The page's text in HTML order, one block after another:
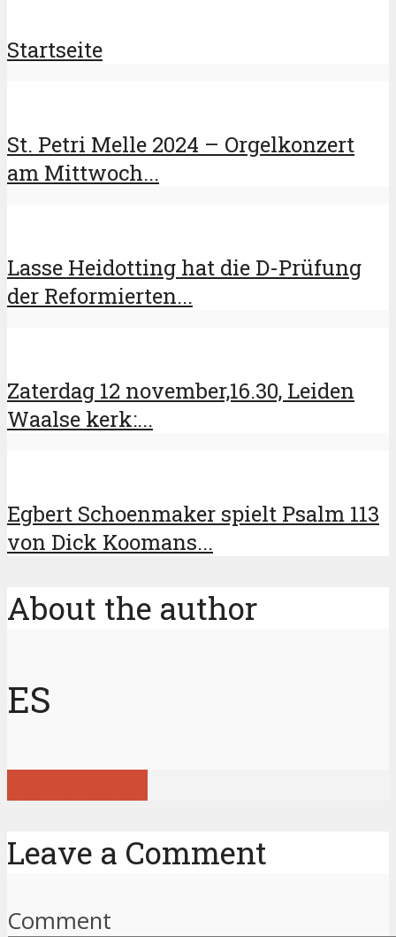
Startseite
St. Petri Melle 2024 – Orgelkonzert
am Mittwoch...
Lasse Heidotting hat die D-Prüfung
der Reformierten...
Zaterdag 12 november,16.30, Leiden
Waalse kerk:...
Egbert Schoenmaker spielt Psalm 113
von Dick Koomans...
About the author
ES
Leave a Comment
Comment